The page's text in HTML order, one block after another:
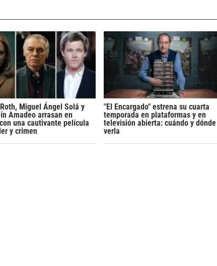
Miguel Ángel Solá y
Amadeo arrasan en
una cautivante película
y crimen
"El Encargado" estrena su cuarta
temporada en plataformas y en
televisión abierta: cuándo y dónde
verla